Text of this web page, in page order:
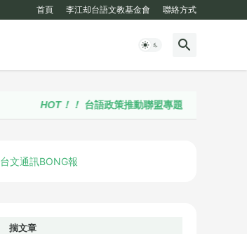
首頁 李江却台語文教基金會 聯絡方式
HOT！！ 台語政策推動聯盟專題
台文通訊BONG報
揣文章